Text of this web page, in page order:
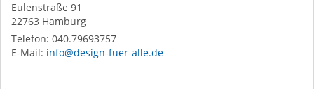
Eulenstraße 91
22763 Hamburg
Telefon: 040.79693757
E-Mail: info@design-fuer-alle.de